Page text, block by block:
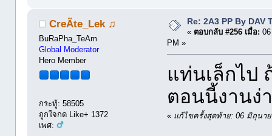
CreÃte_Lek ♫
BuRaPha_TeAm
Global Moderator
Hero Member
กระทู้: 58505
ถูกใจกด Like+ 1372
เพศ:
Re: 2A3 PP By DAV
« ตอบกลับ #256 เมื่อ:
PM »
แท่นเล็กไป
ตอนนี้งานง่
« แก้ไขครั้งสุดท้าย: 06 มิถุนา